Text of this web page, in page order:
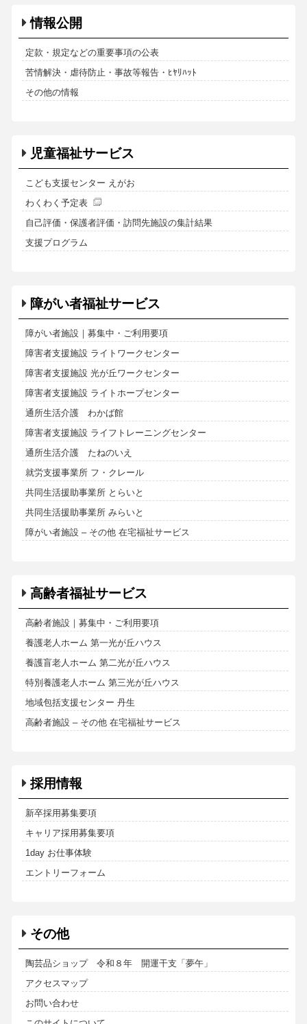
情報公開
定款・規定などの重要事項の公表
苦情解決・虐待防止・事故等報告・ﾋﾔﾘﾊｯﾄ
その他の情報
児童福祉サービス
こども支援センター えがお
わくわく予定表
自己評価・保護者評価・訪問先施設の集計結果
支援プログラム
障がい者福祉サービス
障がい者施設｜募集中・ご利用要項
障害者支援施設 ライトワークセンター
障害者支援施設 光が丘ワークセンター
障害者支援施設 ライトホープセンター
通所生活介護 わかば館
障害者支援施設 ライフトレーニングセンター
通所生活介護 たねのいえ
就労支援事業所 フ・クレール
共同生活援助事業所 とらいと
共同生活援助事業所 みらいと
障がい者施設 – その他 在宅福祉サービス
高齢者福祉サービス
高齢者施設｜募集中・ご利用要項
養護老人ホーム 第一光が丘ハウス
養護盲老人ホーム 第二光が丘ハウス
特別養護老人ホーム 第三光が丘ハウス
地域包括支援センター 丹生
高齢者施設 – その他 在宅福祉サービス
採用情報
新卒採用募集要項
キャリア採用募集要項
1day お仕事体験
エントリーフォーム
その他
陶芸品ショップ 令和８年 開運干支「夢午」
アクセスマップ
お問い合わせ